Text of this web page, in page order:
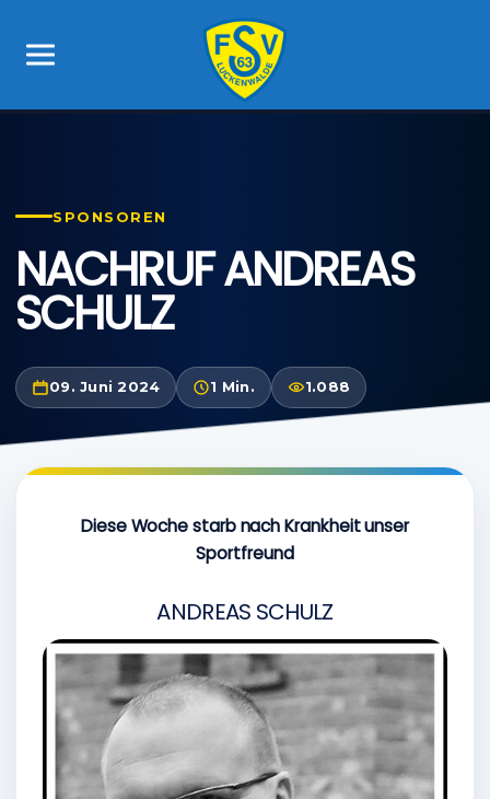
SPONSOREN
NACHRUF ANDREAS
SCHULZ
09. Juni 2024 1 Min. 1.088
Diese Woche starb nach Krankheit unser
Sportfreund
ANDREAS SCHULZ